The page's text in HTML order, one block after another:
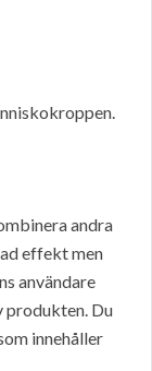
andra
effekt men
användare
produkten. Du
innehåller